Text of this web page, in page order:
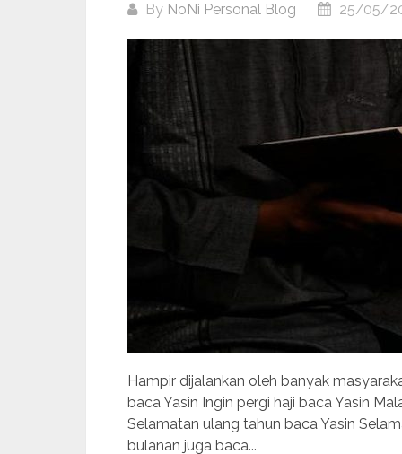
By NoNi Personal Blog 25/05/
Hampir dijalankan oleh banyak
baca Yasin Ingin pergi haji baca Yasin
Selamatan ulang tahun baca Yasin
bulanan juga baca...